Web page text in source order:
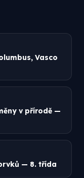
Vasco
v přírodě —
— 8. třída